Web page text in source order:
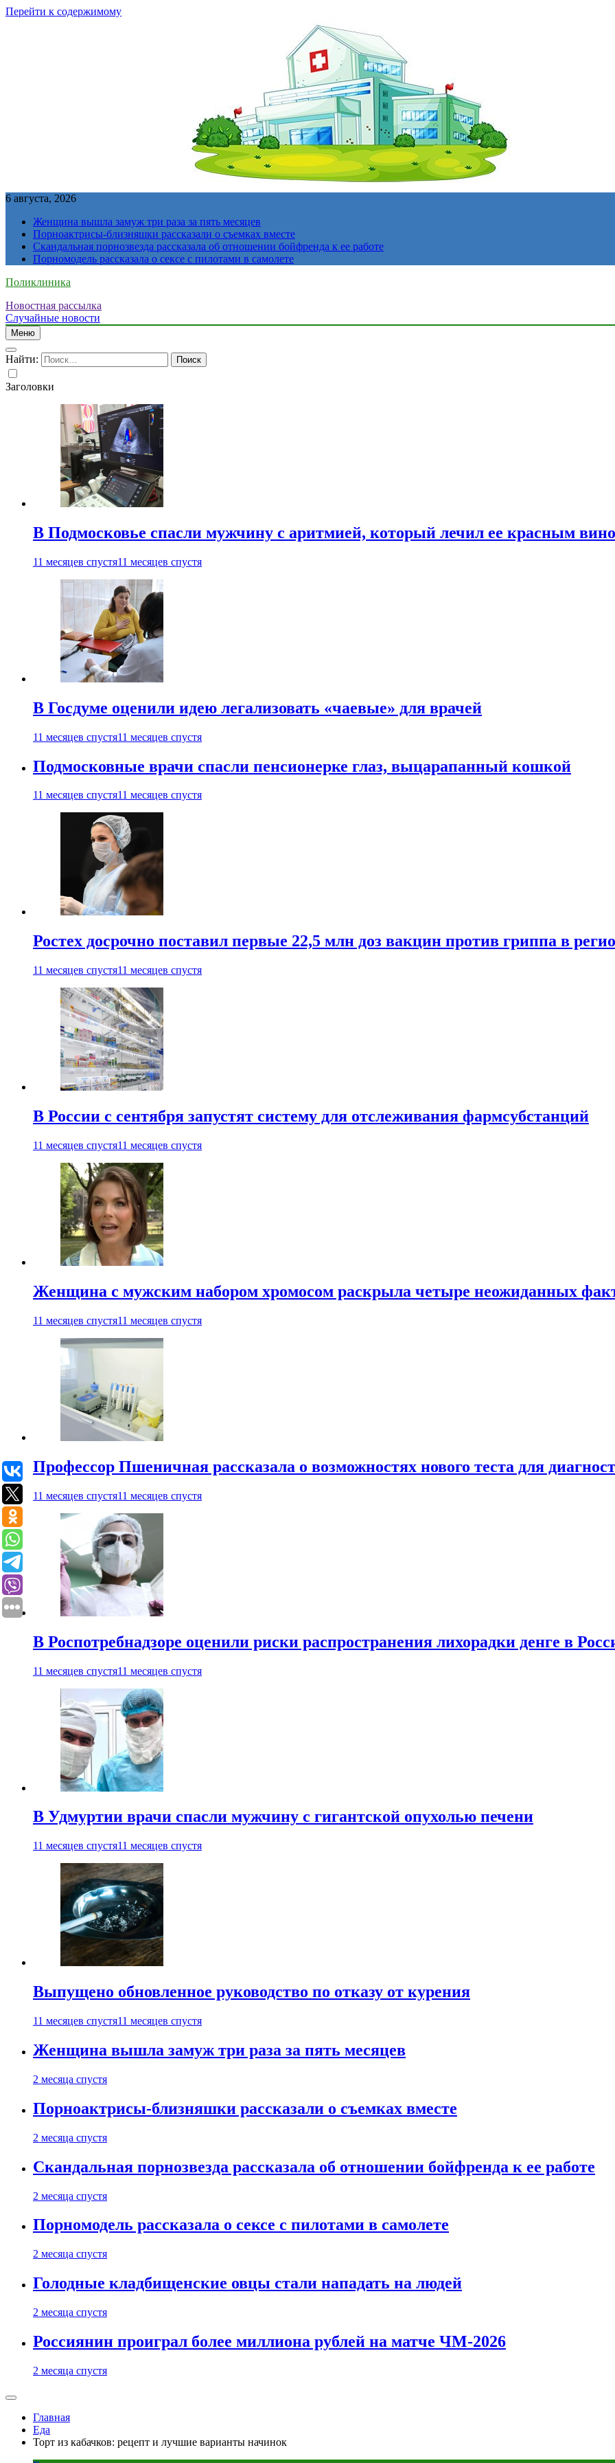
Перейти к содержимому
6 августа, 2026
Женщина вышла замуж три раза за пять месяцев
Порноактрисы-близняшки рассказали о съемках вместе
Скандальная порнозвезда рассказала об отношении бойфренда к ее работе
Порномодель рассказала о сексе с пилотами в самолете
Поликлиника
Новостная рассылка
Случайные новости
Меню
Найти:
Заголовки
В Подмосковье спасли мужчину с аритмией, который лечил ее красным
11 месяцев спустя11 месяцев спустя
В Госдуме оценили идею легализовать «чаевые» для врачей
11 месяцев спустя11 месяцев спустя
Подмосковные врачи спасли пенсионерке глаз, выцарапанный кошкой
11 месяцев спустя11 месяцев спустя
Ростех досрочно поставил первые 22,5 млн доз вакцин против гриппа в
11 месяцев спустя11 месяцев спустя
В России с сентября запустят систему для отслеживания фармсубстанций
11 месяцев спустя11 месяцев спустя
Женщина с мужским набором хромосом раскрыла четыре неожиданных
11 месяцев спустя11 месяцев спустя
Профессор Пшеничная рассказала о возможностях нового теста для
11 месяцев спустя11 месяцев спустя
В Роспотребнадзоре оценили риски распространения лихорадки денге в
11 месяцев спустя11 месяцев спустя
В Удмуртии врачи спасли мужчину с гигантской опухолью печени
11 месяцев спустя11 месяцев спустя
Выпущено обновленное руководство по отказу от курения
11 месяцев спустя11 месяцев спустя
Женщина вышла замуж три раза за пять месяцев
2 месяца спустя
Порноактрисы-близняшки рассказали о съемках вместе
2 месяца спустя
Скандальная порнозвезда рассказала об отношении бойфренда к ее работе
2 месяца спустя
Порномодель рассказала о сексе с пилотами в самолете
2 месяца спустя
Голодные кладбищенские овцы стали нападать на людей
2 месяца спустя
Россиянин проиграл более миллиона рублей на матче ЧМ-2026
2 месяца спустя
Главная
Еда
Торт из кабачков: рецепт и лучшие варианты начинок